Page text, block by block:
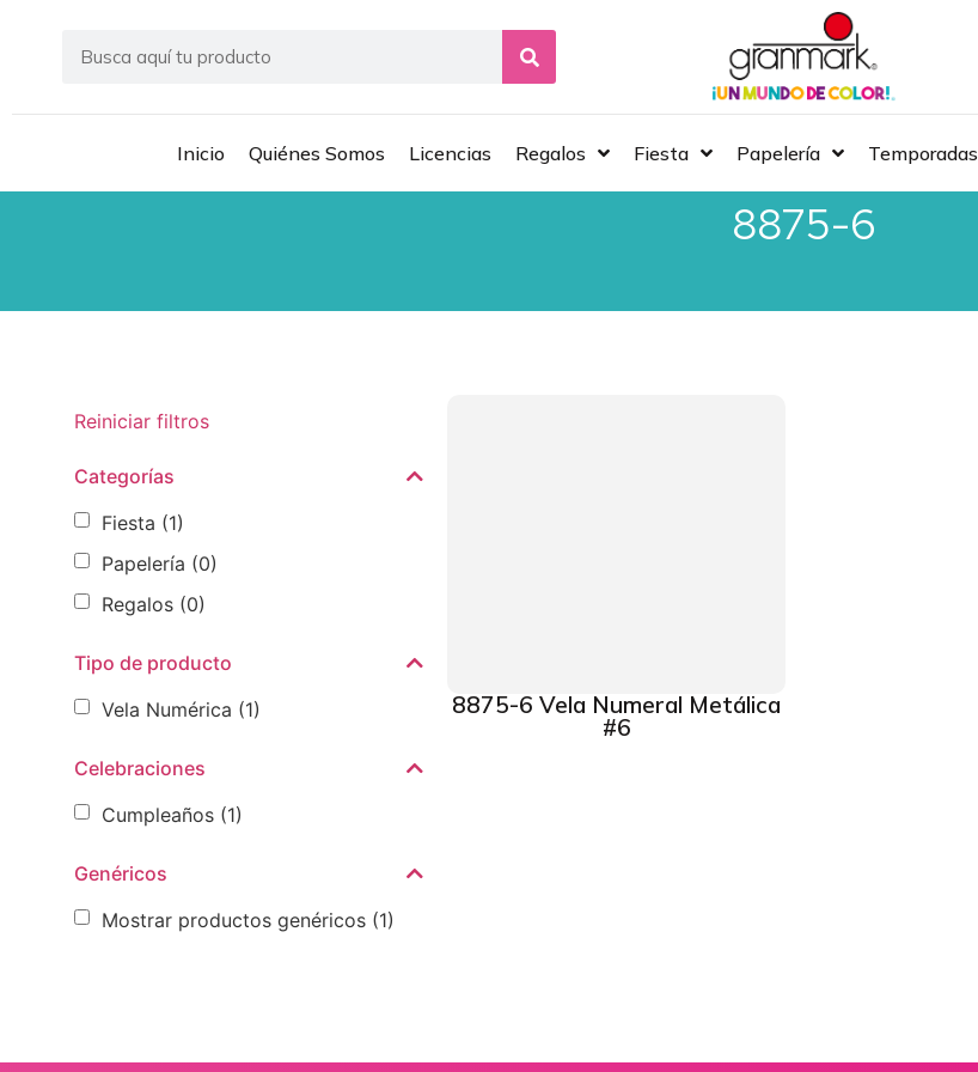
Inicio Quiénes Somos Licencias Regalos Fiesta Papelería Temporadas
8875-6
Reiniciar filtros
Categorías
Fiesta (1)
Papelería (0)
Regalos (0)
Tipo de producto
Vela Numérica (1)
Celebraciones
Cumpleaños (1)
Genéricos
Mostrar productos genéricos (1)
8875-6 Vela Numeral Metálica
#6